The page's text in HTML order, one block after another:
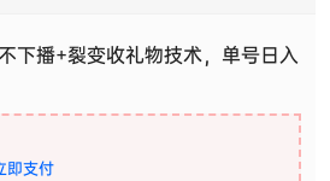
下播+裂变收礼物技术，单号日入
即支付